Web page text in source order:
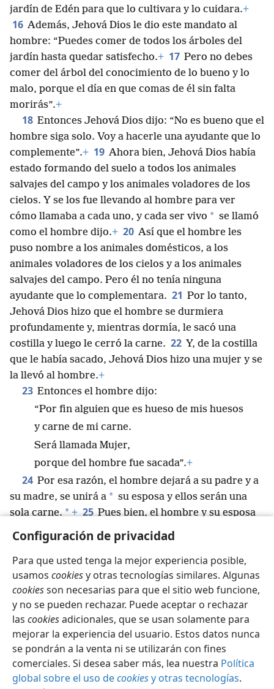
Configuración de privacidad
Para que usted tenga la mejor experiencia posible,
usamos cookiesy otras tecnologías similares. Algunas
cookiesson necesarias para que el sitio web funcione,
y no se pueden rechazar. Puede aceptar o rechazar
las cookiesadicionales, que se usan solamente para
mejorar la experiencia del usuario. Estos datos nunca
se pondrán a la venta ni se utilizarán con fines
comerciales. Si desea saber más, lea nuestra Política
global sobre el uso decookiesy otras tecnologías.
jardín de Edén para que lo cultivara y lo cuidara.+
16 Además, Jehová Dios le dio este mandato al
hombre: “Puedes comer de todos los árboles del
jardín hasta quedar satisfecho.+ 17 Pero no debes
comer del árbol del conocimiento de lo bueno y lo
malo, porque el día en que comas de él sin falta
morirás”.+
18 Entonces Jehová Dios dijo: “No es bueno que el
hombre siga solo. Voy a hacerle una ayudante que lo
complemente”.+ 19 Ahora bien, Jehová Dios había
estado formando del suelo a todos los animales
salvajes del campo y los animales voladores de los
cielos. Y se los fue llevando al hombre para ver
cómo llamaba a cada uno, y cada ser vivo * se llamó
como el hombre dijo.+ 20 Así que el hombre les
puso nombre a los animales domésticos, a los
animales voladores de los cielos y a los animales
salvajes del campo. Pero él no tenía ninguna
ayudante que lo complementara. 21 Por lo tanto,
Jehová Dios hizo que el hombre se durmiera
profundamente y, mientras dormía, le sacó una
costilla y luego le cerró la carne. 22 Y, de la costilla
que le había sacado, Jehová Dios hizo una mujer y se
la llevó al hombre.+
23 Entonces el hombre dijo:
“Por fin alguien que es hueso de mis huesos
y carne de mi carne.
Será llamada Mujer,
porque del hombre fue sacada”.+
24 Por esa razón, el hombre dejará a su padre y a
su madre, se unirá a * su esposa y ellos serán una
sola carne. * + 25 Pues bien, el hombre y su esposa
continuaban desnudos.
Aun así, no les daba
vergüenza.
Español Compartir Configuración
Copyright © 2026 Watch Tower Bible and Tract Society of Pennsylvania
Condiciones de uso
Política de privacidad
Configuración de privacidad
JW.ORG Iniciar sesión